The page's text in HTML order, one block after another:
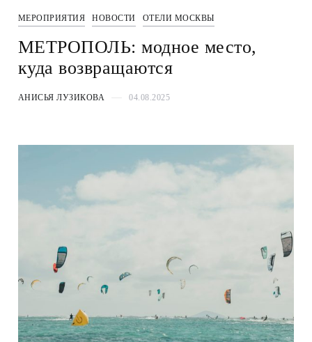
МЕРОПРИЯТИЯ НОВОСТИ ОТЕЛИ МОСКВЫ
МЕТРОПОЛЬ: модное место,
куда возвращаются
АНИСЬЯ ЛУЗИКОВА 04.08.2025